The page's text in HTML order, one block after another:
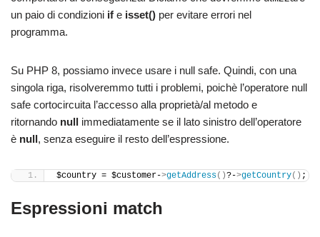
un paio di condizioni if e isset() per evitare errori nel
programma.
Su PHP 8, possiamo invece usare i null safe. Quindi, con una
singola riga, risolveremmo tutti i problemi, poichè l’operatore null
safe cortocircuita l’accesso alla proprietà/al metodo e
ritornando null immediatamente se il lato sinistro dell’operatore
è null, senza eseguire il resto dell’espressione.
$country = $customer->getAddress()?->getCountry() ;
Espressioni match